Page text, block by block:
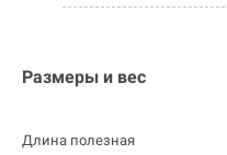
Размеры и вес
Длина полезная